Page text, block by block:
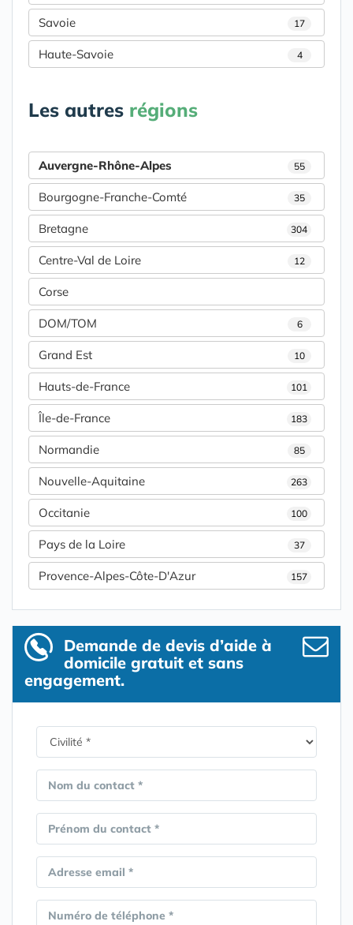
Savoie 17
Haute-Savoie 4
Les autres régions
Auvergne-Rhône-Alpes 55
Bourgogne-Franche-Comté 35
Bretagne 304
Centre-Val de Loire 12
Corse
DOM/TOM 6
Grand Est 10
Hauts-de-France 101
Île-de-France 183
Normandie 85
Nouvelle-Aquitaine 263
Occitanie 100
Pays de la Loire 37
Provence-Alpes-Côte-D'Azur 157
Demande de devis d’aide à
domicile gratuit et sans
engagement.
Nom du contact *
Prénom du contact *
Adresse email *
Numéro de téléphone *